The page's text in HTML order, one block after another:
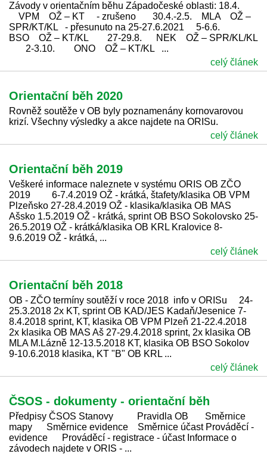
Závody v orientačním běhu Západočeské oblasti: 18.4.
VPM OŽ – KT - zrušeno 30.4.-2.5. MLA OŽ –
SPR/KT/KL - přesunuto na 25-27.6.2021 5-6.6.
BSO OŽ – KT/KL 27-29.8. NEK OŽ – SPR/KL/KL
2-3.10. ONO OŽ – KT/KL ...
celý článek
Orientační běh 2020
Rovněž soutěže v OB byly poznamenány kornovarovou
krizí. Všechny výsledky a akce najdete na ORISu.
celý článek
Orientační běh 2019
Veškeré informace naleznete v systému ORIS OB ZČO
2019 6-7.4.2019 OŽ - krátká, štafety/klasika OB VPM
Plzeňsko 27-28.4.2019 OŽ - klasika/klasika OB MAS
Ašsko 1.5.2019 OŽ - krátká, sprint OB BSO Sokolovsko 25-
26.5.2019 OŽ - krátká/klasika OB KRL Kralovice 8-
9.6.2019 OŽ - krátká, ...
celý článek
Orientační běh 2018
OB - ZČO termíny soutěží v roce 2018 info v ORISu 24-
25.3.2018 2x KT, sprint OB KAD/JES Kadaň/Jesenice 7-
8.4.2018 sprint, KT, klasika OB VPM Plzeň 21-22.4.2018
2x klasika OB MAS Aš 27-29.4.2018 sprint, 2x klasika OB
MLA M.Lázně 12-13.5.2018 KT, klasika OB BSO Sokolov
9-10.6.2018 klasika, KT "B" OB KRL ...
celý článek
ČSOS - dokumenty - orientační běh
Předpisy ČSOS Stanovy Pravidla OB Směrnice
mapy Směrnice evidence Směrnice účast Prováděcí -
evidence Prováděcí - registrace - účast Informace o
závodech najdete v ORIS - ...